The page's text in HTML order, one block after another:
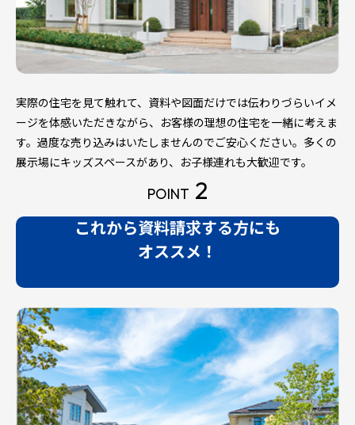
実際の住宅を見て触れて、資料や図面だけでは伝わりづらいイメ
ージを体感いただきながら、お客様の理想の住宅を一緒に考えま
す。過度な売り込みはいたしませんのでご安心ください。多くの
展示場にキッズスペースがあり、お子様連れも大歓迎です。
POINT 2
これから資料請求する方にも
オススメ！